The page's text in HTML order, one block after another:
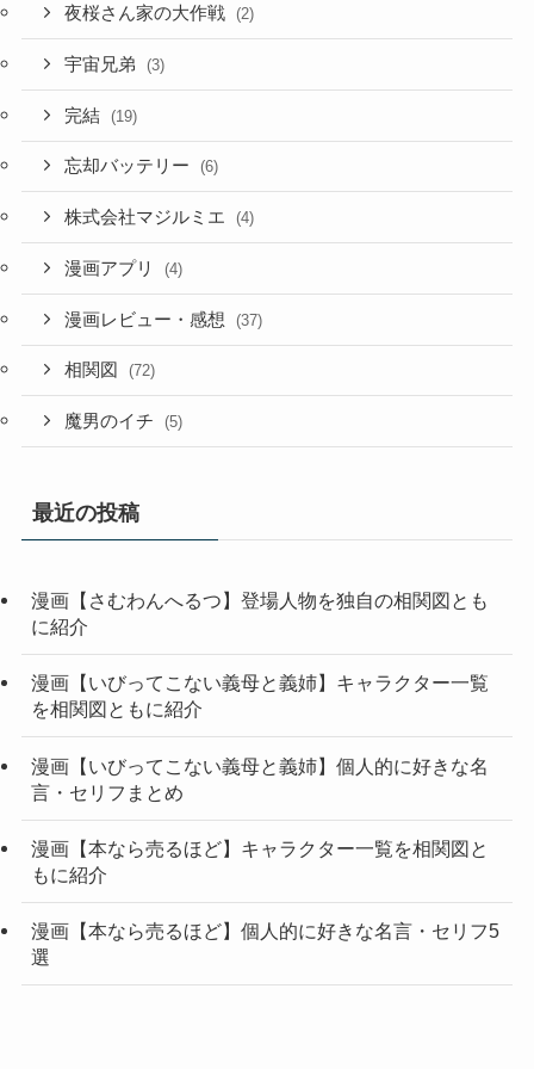
夜桜さん家の大作戦 (2)
宇宙兄弟 (3)
完結 (19)
忘却バッテリー (6)
株式会社マジルミエ (4)
漫画アプリ (4)
漫画レビュー・感想 (37)
相関図 (72)
魔男のイチ (5)
最近の投稿
漫画【さむわんへるつ】登場人物を独自の相関図とも
に紹介
漫画【いびってこない義母と義姉】キャラクター一覧
を相関図ともに紹介
漫画【いびってこない義母と義姉】個人的に好きな名
言・セリフまとめ
漫画【本なら売るほど】キャラクター一覧を相関図と
もに紹介
漫画【本なら売るほど】個人的に好きな名言・セリフ5
選